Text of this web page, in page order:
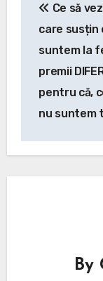
Ce să
care susțin
suntem la
premii
pentru că,
nu suntem
By